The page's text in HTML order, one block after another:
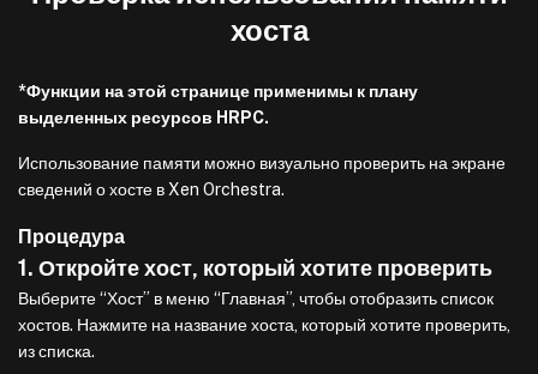
хоста
*Функции на этой странице применимы к плану
выделенных ресурсов HRPC.
Использование памяти можно визуально проверить на экране
сведений о хосте в Xen Orchestra.
Процедура
1. Откройте хост, который хотите проверить
Выберите “Хост” в меню “Главная”, чтобы отобразить список
хостов. Нажмите на название хоста, который хотите проверить,
из списка.